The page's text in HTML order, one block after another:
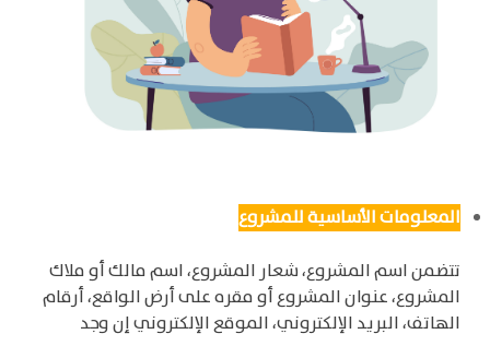
المعلومات الأساسية للمشروع
تتضمن اسم المشروع، شعار المشروع، اسم مالك أو ملاك
المشروع، عنوان المشروع أو مقره على أرض الواقع، أرقام
الهاتف، البريد الإلكتروني، الموقع الإلكتروني إن وجد